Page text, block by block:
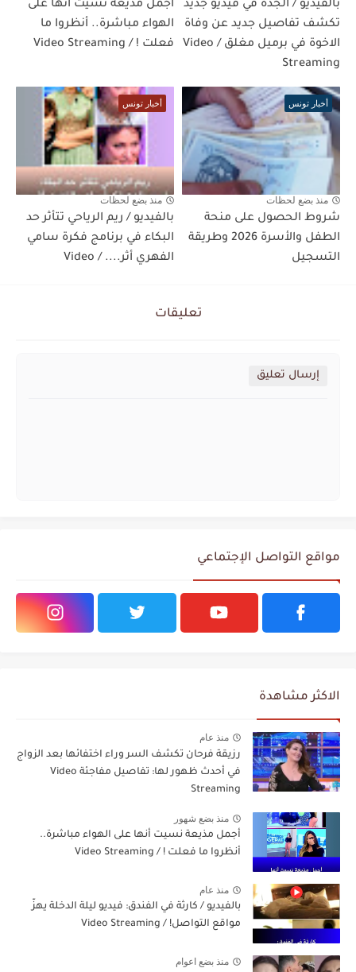
بالفيديو / الجدة في فيديو جديد
تكشف تفاصيل جديد عن وفاة
الاخوة في برميل مغلق / Video
Streaming
أجمل مذيعة نسيت أنها على
الهواء مباشرة.. أنظروا ما
فعلت ! / Video Streaming
أخبار تونس
منذ بضع لحظات
شروط الحصول على منحة
الطفل والأسرة 2026 وطريقة
التسجيل
أخبار تونس
منذ بضع لحظات
بالفيديو / ريم الرياحي تتأثر حد
البكاء في برنامج فكرة سامي
الفهري أثر.... / Video
تعليقات
إرسال تعليق
مواقع التواصل الإجتماعي
الاكثر مشاهدة
منذ عام
رزيقة فرحان تكشف السر وراء اختفائها بعد الزواج
في أحدث ظهور لها: تفاصيل مفاجئة Video
Streaming
منذ بضع شهور
أجمل مذيعة نسيت أنها على الهواء مباشرة..
أنظروا ما فعلت ! / Video Streaming
منذ عام
بالفيديو / كارثة في الفندق: فيديو ليلة الدخلة يهزّ
مواقع التواصل! / Video Streaming
منذ بضع اعوام